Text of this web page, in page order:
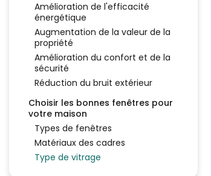
Amélioration de l'efficacité
énergétique
Augmentation de la valeur de la
propriété
Amélioration du confort et de la
sécurité
Réduction du bruit extérieur
Choisir les bonnes fenêtres pour
votre maison
Types de fenêtres
Matériaux des cadres
Type de vitrage